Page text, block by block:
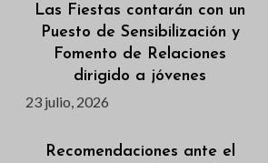
Las Fiestas contarán con un
Puesto de Sensibilización y
Fomento de Relaciones
dirigido a jóvenes
23 julio, 2026
Recomendaciones ante el